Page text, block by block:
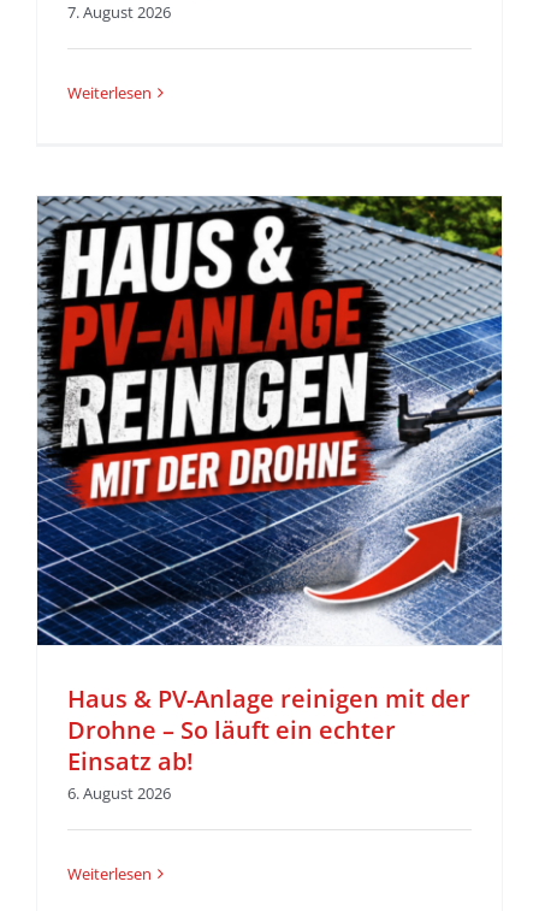
7. August 2026
Weiterlesen
Haus & PV-Anlage reinigen mit der
Drohne – So läuft ein echter
Einsatz ab!
6. August 2026
Weiterlesen